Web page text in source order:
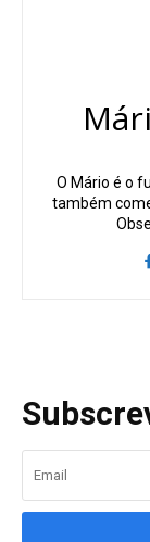
O Mário é o
também